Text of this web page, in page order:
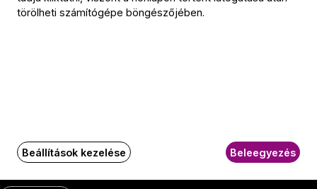
+36 1 489 4330
E-mail-cím
törölheti számítógépe böngészőjében.
Beállítások kezelése Beleegyezés